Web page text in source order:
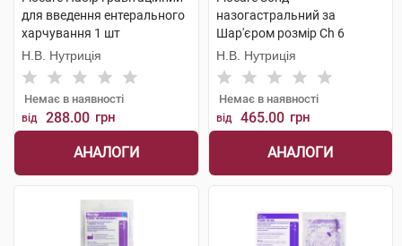
для введення ентерального
харчування 1 шт
Н.В. Нутриція
Немає в наявності
від 288.00 грн
АНАЛОГИ
назогастральний за
Шар'єром розмір Ch 6
довжина 60 см 1 шт
Н.В. Нутриція
Немає в наявності
від 465.00 грн
АНАЛОГИ